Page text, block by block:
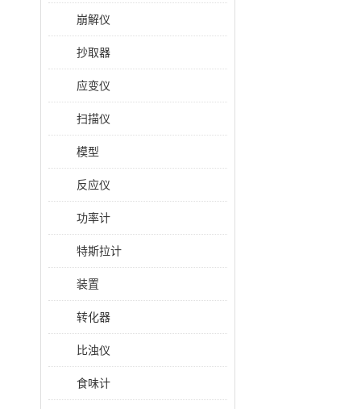
崩解仪
抄取器
应变仪
扫描仪
模型
反应仪
功率计
特斯拉计
装置
转化器
比浊仪
食味计